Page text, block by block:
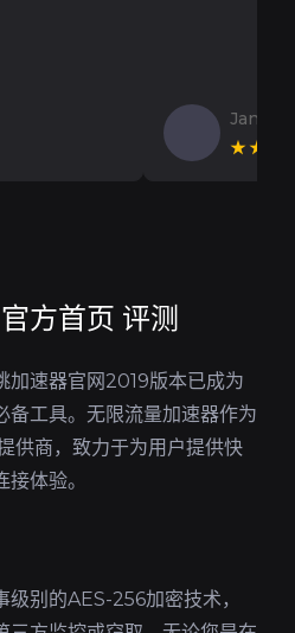
Jan V
方首页 评测
加速器官网2019版本已成为
备工具。无限流量加速器作为
供商，致力于为用户提供快
体验。
别的AES-256加密技术，